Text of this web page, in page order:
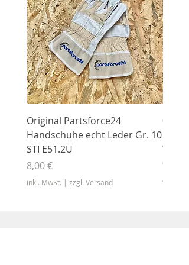
Original Partsforce24
Handschuhe echt Leder Gr. 10
STI E51.2U
Preis
8,00 €
inkl. MwSt. | zzgl. Versand
000
Preis
46,50 €